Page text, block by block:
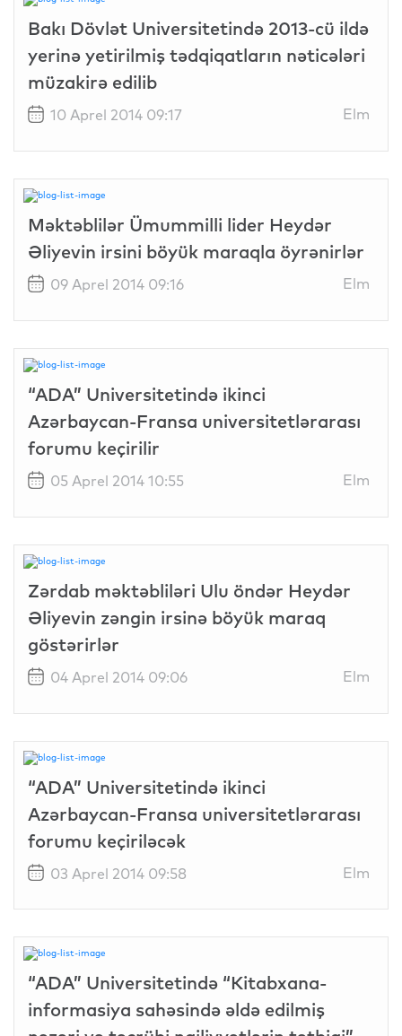
Bakı Dövlət Universitetində 2013-cü ildə
yerinə yetirilmiş tədqiqatların nəticələri
müzakirə edilib
10 Aprel 2014 09:17 Elm
Məktəblilər Ümummilli lider Heydər
Əliyevin irsini böyük maraqla öyrənirlər
09 Aprel 2014 09:16 Elm
“ADA” Universitetində ikinci
Azərbaycan-Fransa universitetlərarası
forumu keçirilir
05 Aprel 2014 10:55 Elm
Zərdab məktəbliləri Ulu öndər Heydər
Əliyevin zəngin irsinə böyük maraq
göstərirlər
04 Aprel 2014 09:06 Elm
“ADA” Universitetində ikinci
Azərbaycan-Fransa universitetlərarası
forumu keçiriləcək
03 Aprel 2014 09:58 Elm
“ADA” Universitetində “Kitabxana-
informasiya sahəsində əldə edilmiş